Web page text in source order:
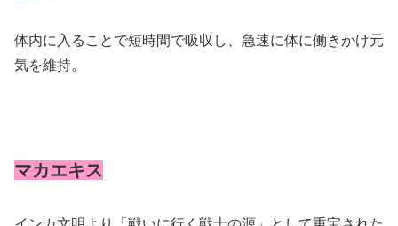
体内に入ることで短時間で吸収し、急速に体に働きかけ元
気を維持。
マカエキス